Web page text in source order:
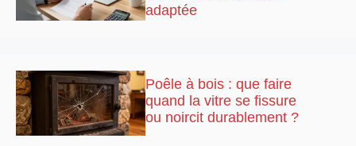
adaptée
Poêle à bois : que faire
quand la vitre se fissure
ou noircit durablement ?